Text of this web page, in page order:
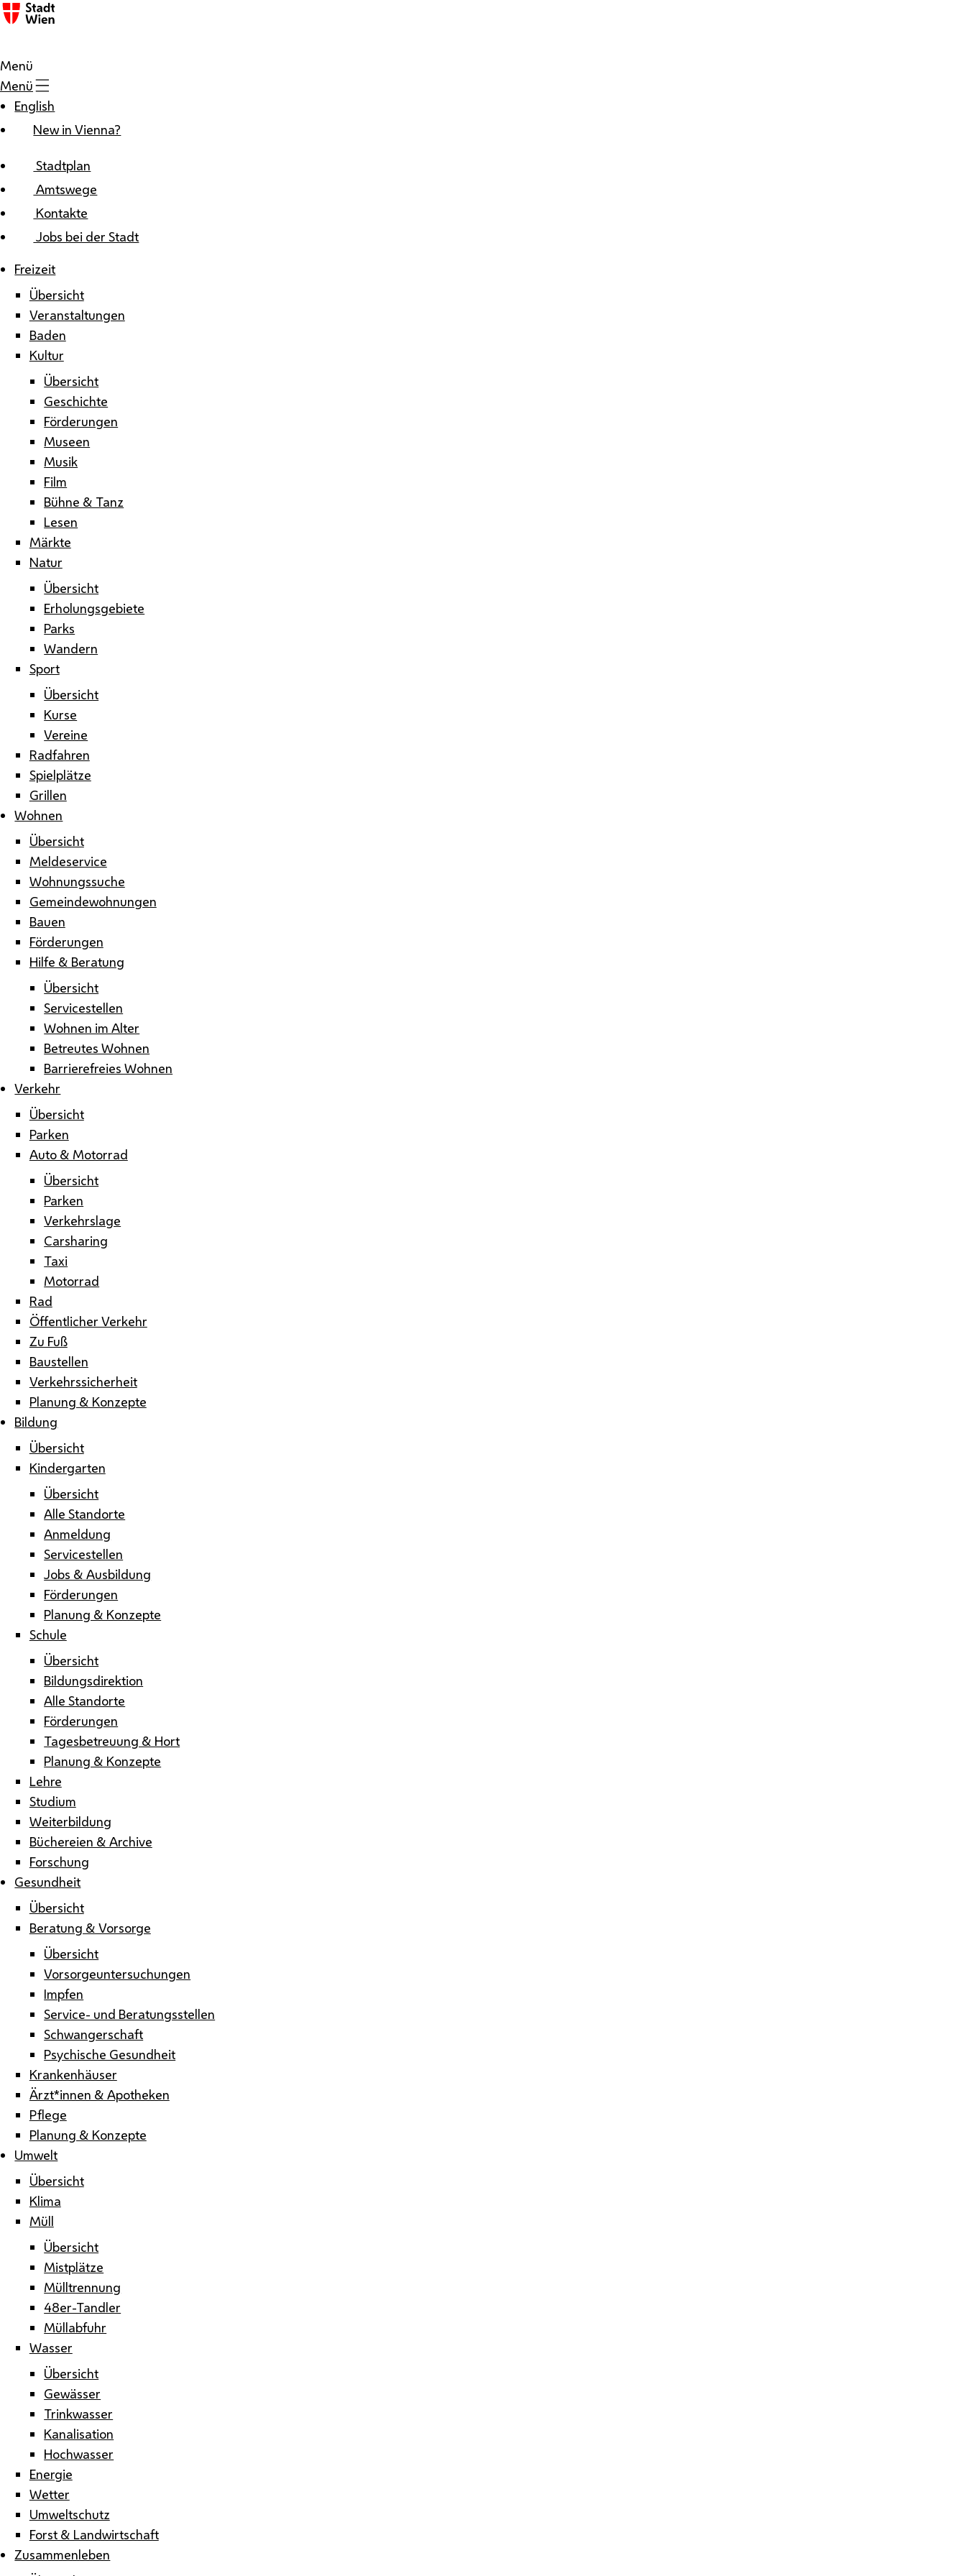
Zum Inhalt
Menü
Menü
English
New in Vienna?
Stadtplan
Amtswege
Kontakte
Jobs bei der Stadt
Freizeit
Übersicht
Veranstaltungen
Baden
Kultur
Übersicht
Geschichte
Förderungen
Museen
Musik
Film
Bühne & Tanz
Lesen
Märkte
Natur
Übersicht
Erholungsgebiete
Parks
Wandern
Sport
Übersicht
Kurse
Vereine
Radfahren
Spielplätze
Grillen
Wohnen
Übersicht
Meldeservice
Wohnungssuche
Gemeindewohnungen
Bauen
Förderungen
Hilfe & Beratung
Übersicht
Servicestellen
Wohnen im Alter
Betreutes Wohnen
Barrierefreies Wohnen
Verkehr
Übersicht
Parken
Auto & Motorrad
Übersicht
Parken
Verkehrslage
Carsharing
Taxi
Motorrad
Rad
Öffentlicher Verkehr
Zu Fuß
Baustellen
Verkehrssicherheit
Planung & Konzepte
Bildung
Übersicht
Kindergarten
Übersicht
Alle Standorte
Anmeldung
Servicestellen
Jobs & Ausbildung
Förderungen
Planung & Konzepte
Schule
Übersicht
Bildungsdirektion
Alle Standorte
Förderungen
Tagesbetreuung & Hort
Planung & Konzepte
Lehre
Studium
Weiterbildung
Büchereien & Archive
Forschung
Gesundheit
Übersicht
Beratung & Vorsorge
Übersicht
Vorsorgeuntersuchungen
Impfen
Service- und Beratungsstellen
Schwangerschaft
Psychische Gesundheit
Krankenhäuser
Ärzt*innen & Apotheken
Pflege
Planung & Konzepte
Umwelt
Übersicht
Klima
Müll
Übersicht
Mistplätze
Mülltrennung
48er-Tandler
Müllabfuhr
Wasser
Übersicht
Gewässer
Trinkwasser
Kanalisation
Hochwasser
Energie
Wetter
Umweltschutz
Forst & Landwirtschaft
Zusammenleben